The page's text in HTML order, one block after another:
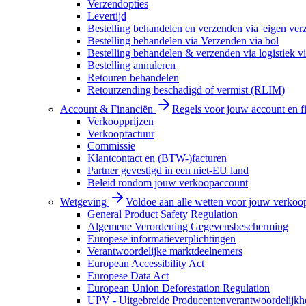
Verzendopties
Levertijd
Bestelling behandelen en verzenden via 'eigen
Bestelling behandelen via Verzenden via bol
Bestelling behandelen & verzenden via logistiek
Bestelling annuleren
Retouren behandelen
Retourzending beschadigd of vermist (RLIM)
Account & Financiën
Regels voor jouw account en
Verkoopprijzen
Verkoopfactuur
Commissie
Klantcontact en (BTW-)facturen
Partner gevestigd in een niet-EU land
Beleid rondom jouw verkoopaccount
Wetgeving
Voldoe aan alle wetten voor jouw
General Product Safety Regulation
Algemene Verordening Gegevensbescherming
Europese informatieverplichtingen
Verantwoordelijke marktdeelnemers
European Accessibility Act
Europese Data Act
European Union Deforestation Regulation
UPV - Uitgebreide